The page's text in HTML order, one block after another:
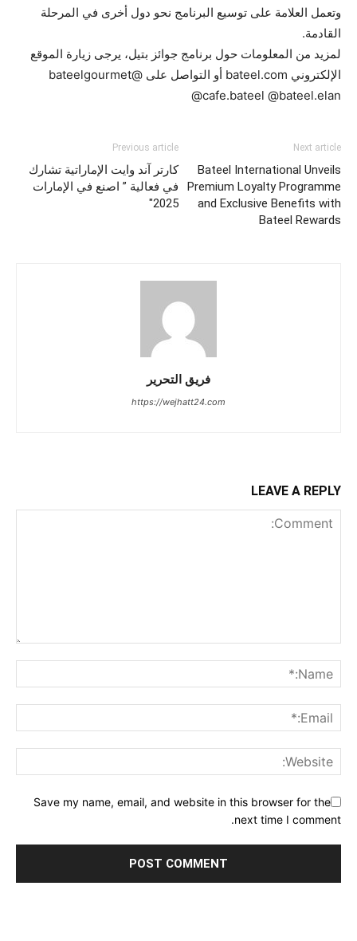
وتعمل العلامة على توسيع البرنامج نحو دول أخرى في المرحلة
القادمة.
لمزيد من المعلومات حول برنامج جوائز بتيل، يرجى زيارة الموقع
الإلكتروني bateel.com أو التواصل على @bateelgourmet
@cafe.bateel @bateel.elan
Previous article
كارتر آند وايت الإماراتية تشارك
في فعالية ” اصنع في الإمارات
2025″
Next article
Bateel International Unveils
Premium Loyalty Programme
and Exclusive Benefits with
Bateel Rewards
فريق التحرير
https://wejhatt24.com
LEAVE A REPLY
Save my name, email, and website in this browser for the
next time I comment.